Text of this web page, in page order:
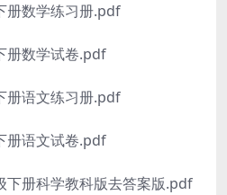
数学练习册.pdf
数学试卷.pdf
语文练习册.pdf
语文试卷.pdf
册科学教科版去答案版.pdf